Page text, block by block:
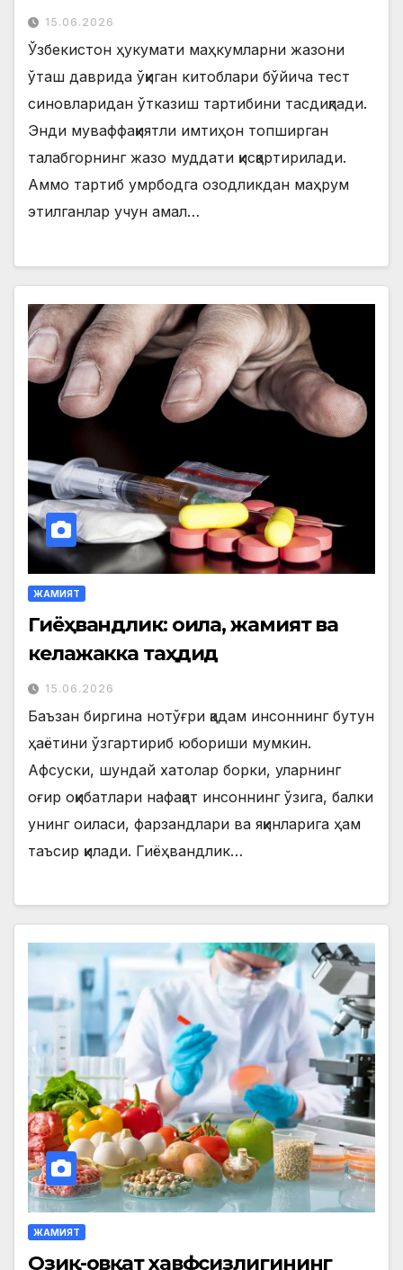
15.06.2026
Ўзбекистон ҳукумати маҳкумларни жазони
ўташ даврида ўқиган китоблари бўйича тест
синовларидан ўтказиш тартибини тасдиқлади.
Энди муваффақиятли имтиҳон топширган
талабгорнинг жазо муддати қисқартирилади.
Аммо тартиб умрбодга озодликдан маҳрум
этилганлар учун амал…
ЖАМИЯТ
Гиёҳвандлик: оила, жамият ва
келажакка таҳдид
15.06.2026
Баъзан биргина нотўғри қадам инсоннинг бутун
ҳаётини ўзгартириб юбориши мумкин.
Афсуски, шундай хатолар борки, уларнинг
оғир оқибатлари нафақат инсоннинг ўзига, балки
унинг оиласи, фарзандлари ва яқинларига ҳам
таъсир қилади. Гиёҳвандлик…
ЖАМИЯТ
Озиқ-овқат хавфсизлигининг